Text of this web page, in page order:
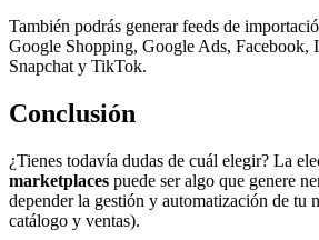
También podrás generar feeds de
Google Shopping, Google Ads, Facebook,
Snapchat y TikTok.
Conclusión
¿Tienes todavía dudas de cuál elegir? La
marketplaces puede ser algo que genere
depender la gestión y automatización de tu
catálogo y ventas).